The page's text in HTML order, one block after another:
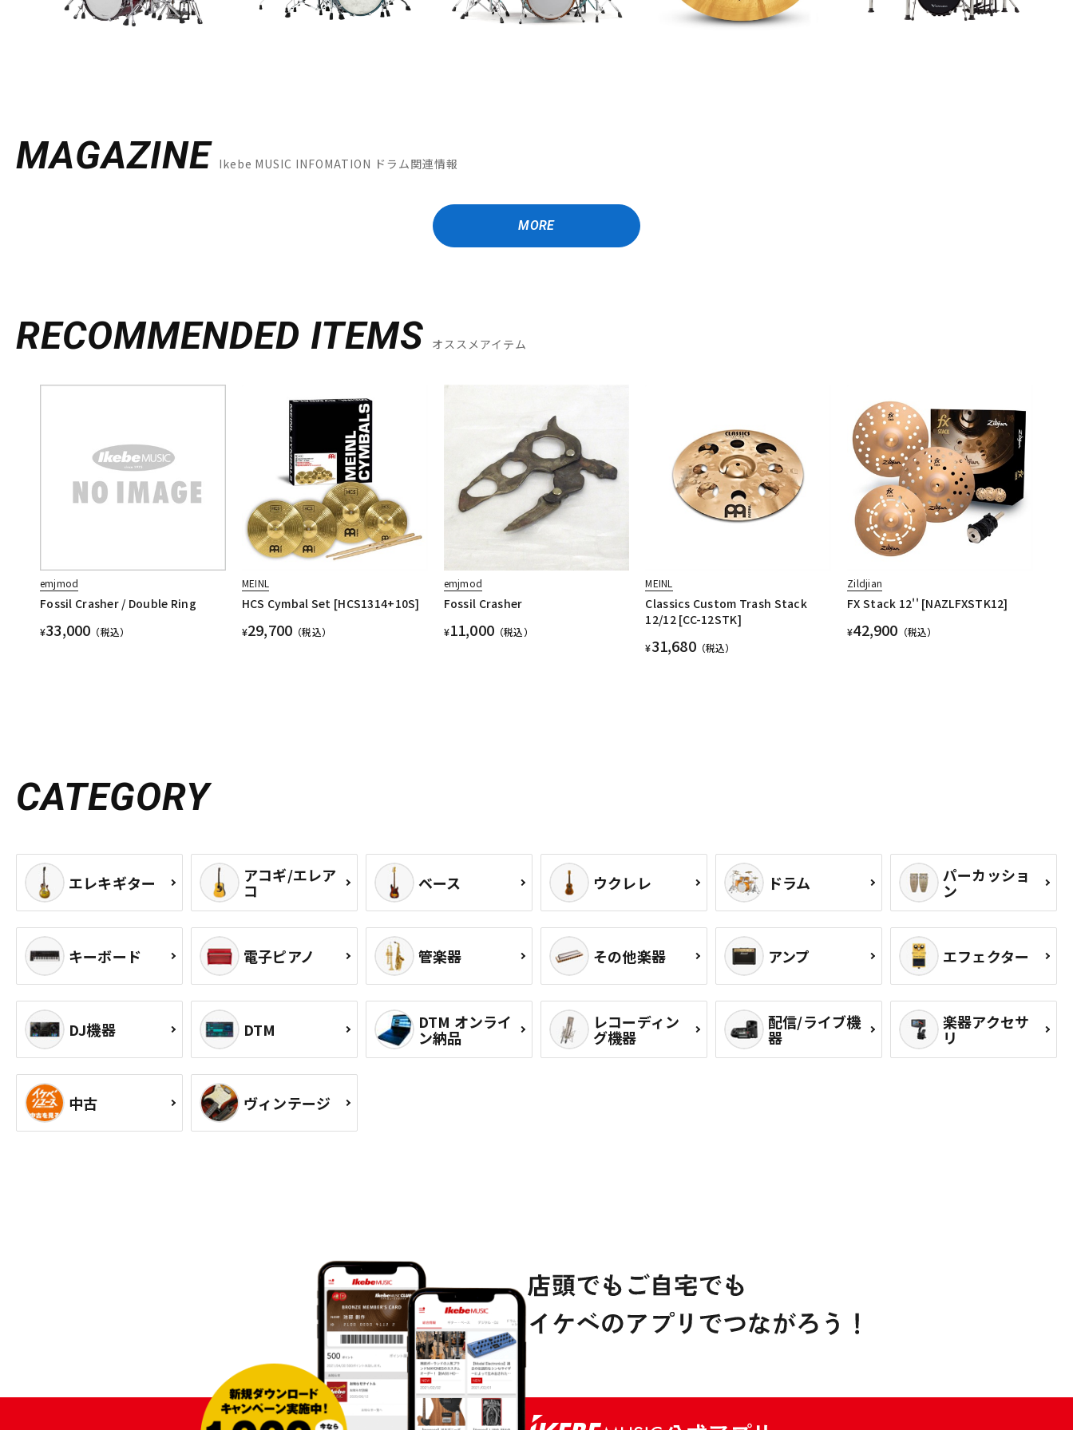
MAGAZINE Ikebe MUSIC INFOMATION ドラム関連情報
MORE
RECOMMENDED ITEMS オススメアイテム
emjmod
Fossil Crasher / Double Ring
¥33,000 （税込）
MEINL
HCS Cymbal Set [HCS1314+10S]
¥29,700 （税込）
emjmod
Fossil Crasher
¥11,000 （税込）
MEINL
Classics Custom Trash Stack
12/12 [CC-12STK]
¥31,680（税込）
Zildjian
FX Stack 12'' [NAZLFXSTK12]
¥42,900 （税込）
CATEGORY
エレキギター アコギ/エレア
コ ベース ウクレレ ドラム パーカッショ
ン
キーボード 電子ピアノ 管楽器 その他楽器 アンプ エフェクター
DJ機器 DTM DTM オンライ
ン納品
レコーディン
グ機器
配信/ライブ機
器
楽器アクセサ
リ
中古 ヴィンテージ